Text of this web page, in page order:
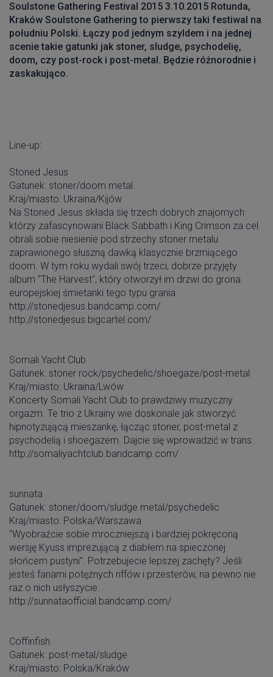
Soulstone Gathering Festival 2015 3.10.2015 Rotunda,
Kraków Soulstone Gathering to pierwszy taki festiwal na
południu Polski. Łączy pod jednym szyldem i na jednej
scenie takie gatunki jak stoner, sludge, psychodelię,
doom, czy post-rock i post-metal. Będzie różnorodnie i
zaskakująco.
Line-up:
Stoned Jesus
Gatunek: stoner/doom metal
Kraj/miasto: Ukraina/Kijów
Na Stoned Jesus składa się trzech dobrych znajomych
którzy zafascynowani Black Sabbath i King Crimson za cel
obrali sobie niesienie pod strzechy stoner metalu
zaprawionego słuszną dawką klasycznie brzmiącego
doom. W tym roku wydali swój trzeci, dobrze przyjęty
album "The Harvest", który otworzył im drzwi do grona
europejskiej śmietanki tego typu grania.
http://stonedjesus.bandcamp.com/
http://stonedjesus.bigcartel.com/
Somali Yacht Club
Gatunek: stoner rock/psychedelic/shoegaze/post-metal
Kraj/miasto: Ukraina/Lwów
Koncerty Somali Yacht Club to prawdziwy muzyczny
orgazm. Te trio z Ukrainy wie doskonale jak stworzyć
hipnotyzującą mieszankę, łącząc stoner, post-metal z
psychodelią i shoegazem. Dajcie się wprowadzić w trans.
http://somaliyachtclub.bandcamp.com/
sunnata
Gatunek: stoner/doom/sludge metal/psychedelic
Kraj/miasto: Polska/Warszawa
"Wyobraźcie sobie mroczniejszą i bardziej pokręconą
wersję Kyuss imprezującą z diabłem na spieczonej
słońcem pustyni". Potrzebujecie lepszej zachęty? Jeśli
jesteś fanami potężnych riffów i przesterów, na pewno nie
raz o nich usłyszycie.
http://sunnataofficial.bandcamp.com/
Coffinfish
Gatunek: post-metal/sludge
Kraj/miasto: Polska/Kraków